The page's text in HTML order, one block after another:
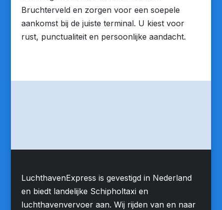
Bruchterveld en zorgen voor een soepele
aankomst bij de juiste terminal. U kiest voor
rust, punctualiteit en persoonlijke aandacht.
LuchthavenExpress is gevestigd in Nederland
en biedt landelijke Schipholtaxi en
luchthavenvervoer aan. Wij rijden van en naar